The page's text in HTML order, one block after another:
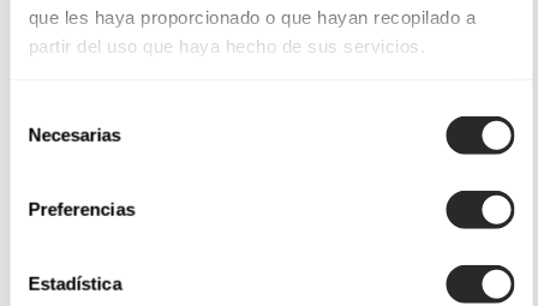
que les haya proporcionado o que hayan recopilado a
partir del uso que haya hecho de sus servicios.
Necesarias
Preferencias
Estadística